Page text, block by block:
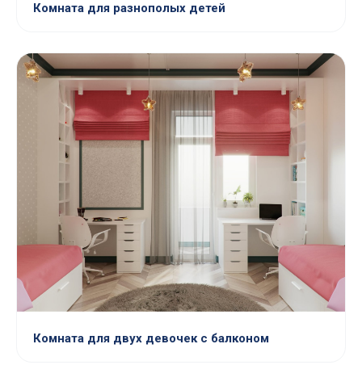
Комната для разнополых детей
Комната для двух девочек с балконом